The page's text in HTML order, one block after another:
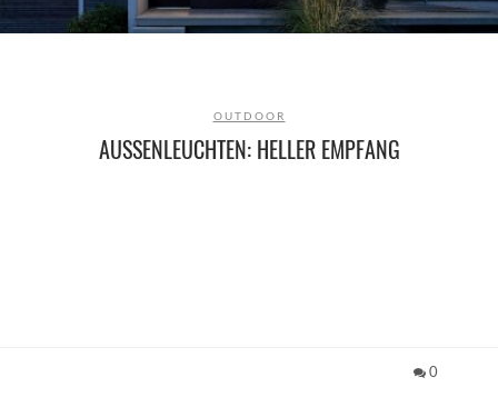
OUTDOOR
AUSSENLEUCHTEN: HELLER EMPFANG
0